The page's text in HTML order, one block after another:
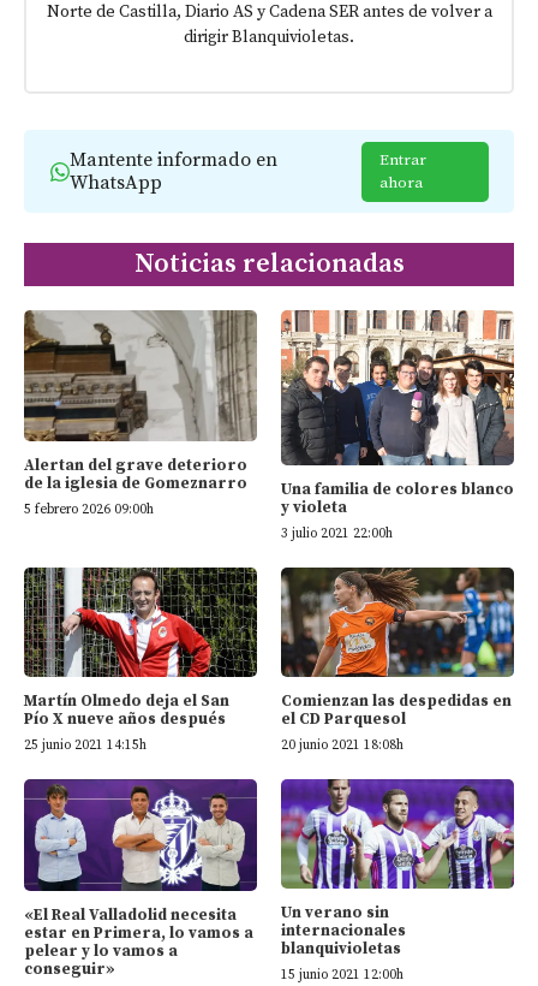
Norte de Castilla, Diario AS y Cadena SER antes de volver a
dirigir Blanquivioletas.
Mantente informado en
WhatsApp
Entrar
ahora
Noticias relacionadas
Alertan del grave deterioro
de la iglesia de Gomeznarro
5 febrero 2026 09:00h
Una familia de colores blanco
y violeta
3 julio 2021 22:00h
Martín Olmedo deja el San
Pío X nueve años después
25 junio 2021 14:15h
Comienzan las despedidas en
el CD Parquesol
20 junio 2021 18:08h
«El Real Valladolid necesita
estar en Primera, lo vamos a
pelear y lo vamos a
conseguir»
Un verano sin
internacionales
blanquivioletas
15 junio 2021 12:00h